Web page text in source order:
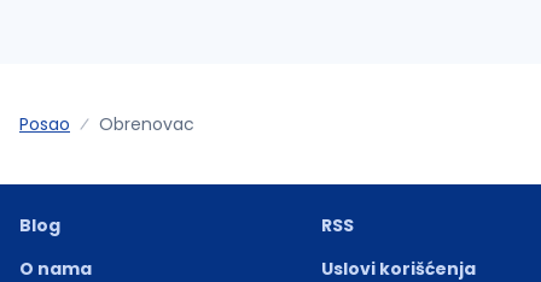
Posao Obrenovac
Blog
O nama
RSS
Uslovi korišćenja